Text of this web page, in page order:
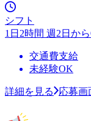
シフト
1日2時間 週2日か
交通費支給
未経験OK
詳細を見る 応募画